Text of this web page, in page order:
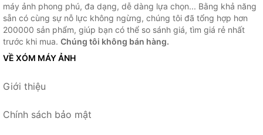
máy ảnh phong phú, đa dạng, dễ dàng lựa chọn... Bằng khả năng
sẵn có cùng sự nỗ lực không ngừng, chúng tôi đã tổng hợp hơn
200000 sản phẩm, giúp bạn có thể so sánh giá, tìm giá rẻ nhất
trước khi mua. Chúng tôi không bán hàng.
VỀ XÓM MÁY ẢNH
Giới thiệu
Chính sách bảo mật